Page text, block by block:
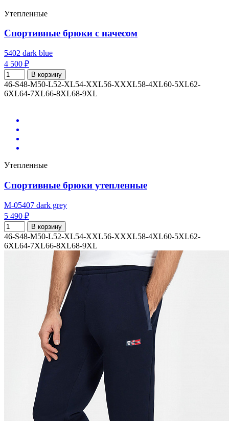
Утепленные
Спортивные брюки с начесом
5402 dark blue
4 500 ₽
В корзину
46-S48-M50-L52-XL54-XXL56-XXXL58-4XL60-5XL62-
6XL64-7XL66-8XL68-9XL
Утепленные
Спортивные брюки утепленные
M-05407 dark grey
5 490 ₽
В корзину
46-S48-M50-L52-XL54-XXL56-XXXL58-4XL60-5XL62-
6XL64-7XL66-8XL68-9XL